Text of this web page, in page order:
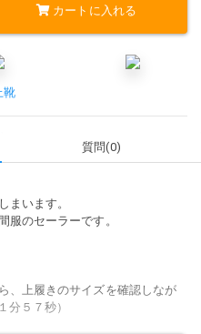
カートに入れる
靴
質問(0)
まいます。
服のセーラーです。
、上履きのサイズを確認しなが
分５７秒）